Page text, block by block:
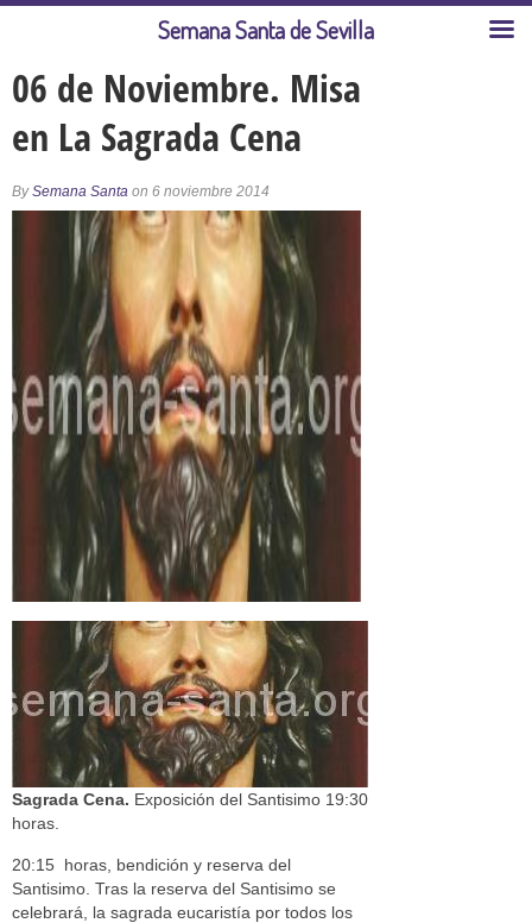
06 de Noviembre. Misa
en La Sagrada Cena
BySemana Santa on 6 noviembre 2014
Sagrada Cena. Exposición del Santisimo 19:30
horas.
20:15 horas, bendición y reserva del
Santisimo. Tras la reserva del Santisimo se
celebrará, la sagrada eucaristía por todos los
Semana Santa de Sevilla